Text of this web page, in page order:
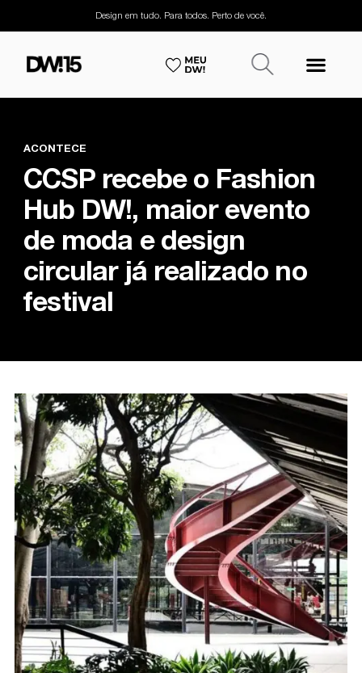
Design em tudo. Para todos. Perto de você.
ACONTECE
CCSP recebe o Fashion
Hub DW!, maior evento
de moda e design
circular já realizado no
festival